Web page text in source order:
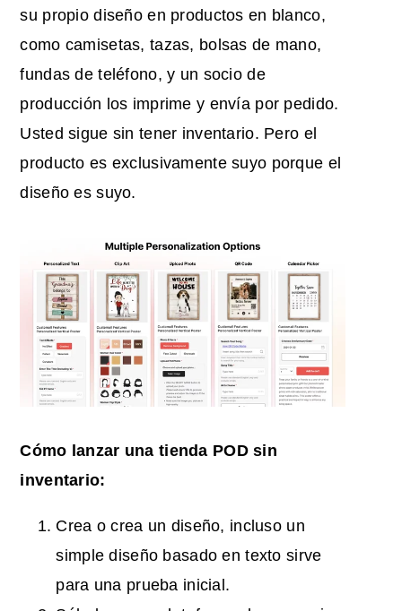
su propio diseño en productos en blanco,
como camisetas, tazas, bolsas de mano,
fundas de teléfono, y un socio de
producción los imprime y envía por pedido.
Usted sigue sin tener inventario. Pero el
producto es exclusivamente suyo porque el
diseño es suyo.
Cómo lanzar una tienda POD sin
inventario:
Crea o crea un diseño, incluso un
simple diseño basado en texto sirve
para una prueba inicial.